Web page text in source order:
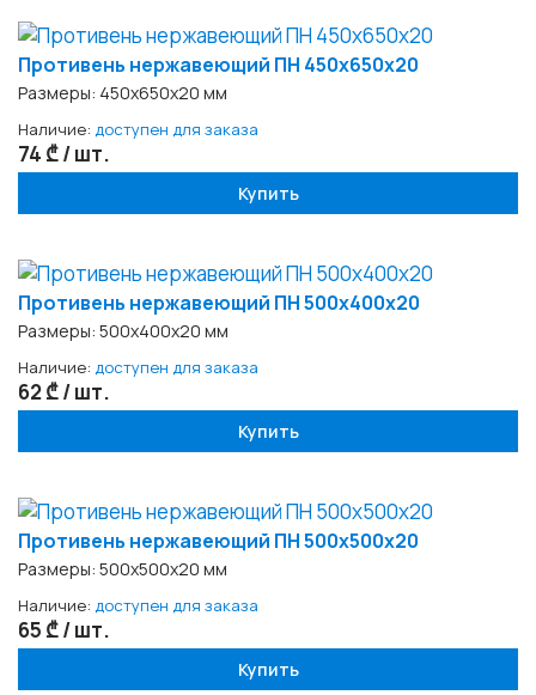
Противень нержавеющий ПН 450x650x20
Размеры: 450x650x20 мм
Наличие: доступен для заказа
74 ₾ / шт.
Купить
Противень нержавеющий ПН 500х400x20
Размеры: 500х400x20 мм
Наличие: доступен для заказа
62 ₾ / шт.
Купить
Противень нержавеющий ПН 500х500x20
Размеры: 500х500х20 мм
Наличие: доступен для заказа
65 ₾ / шт.
Купить